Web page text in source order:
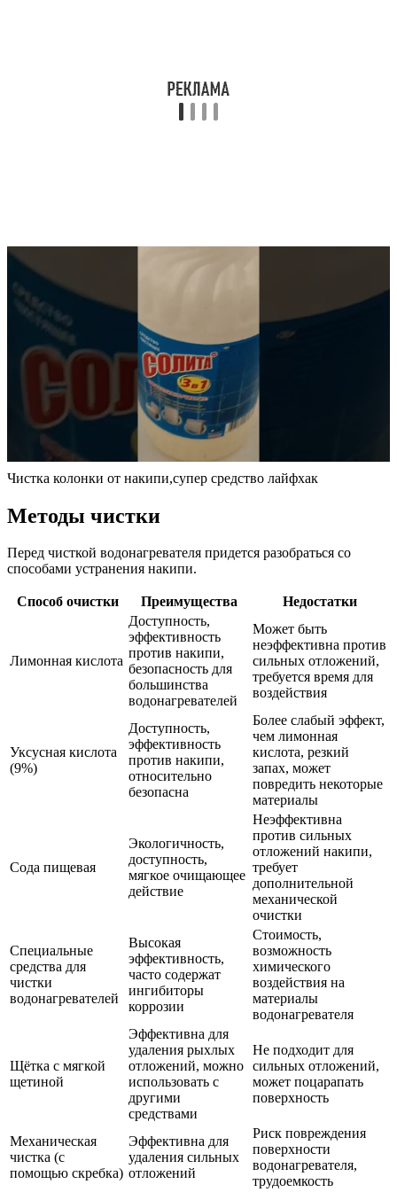
Чистка колонки от накипи,супер средство лайфхак
Методы чистки
Перед чисткой водонагревателя придется разобраться со
способами устранения накипи.
Способ очистки Преимущества Недостатки
Лимонная кислота
Доступность,
эффективность
против накипи,
безопасность для
большинства
водонагревателей
Может быть
неэффективна против
сильных отложений,
требуется время для
воздействия
Уксусная кислота
(9%)
Доступность,
эффективность
против накипи,
относительно
безопасна
Более слабый эффект,
чем лимонная
кислота, резкий
запах, может
повредить некоторые
материалы
Сода пищевая
Экологичность,
доступность,
мягкое очищающее
действие
Неэффективна
против сильных
отложений накипи,
требует
дополнительной
механической
очистки
Специальные
средства для
чистки
водонагревателей
Высокая
эффективность,
часто содержат
ингибиторы
коррозии
Стоимость,
возможность
химического
воздействия на
материалы
водонагревателя
Щётка с мягкой
щетиной
Эффективна для
удаления рыхлых
отложений, можно
использовать с
другими
средствами
Не подходит для
сильных отложений,
может поцарапать
поверхность
Механическая
чистка (с
помощью скребка)
Эффективна для
удаления сильных
отложений
Риск повреждения
поверхности
водонагревателя,
трудоемкость